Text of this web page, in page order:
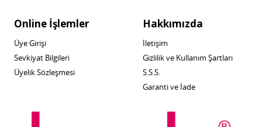
Online İşlemler
Üye Girişi
Sevkiyat Bilgileri
Üyelik Sözleşmesi
Hakkımızda
İletişim
Gizlilik ve Kullanım Şartları
S.S.S.
Garanti ve İade